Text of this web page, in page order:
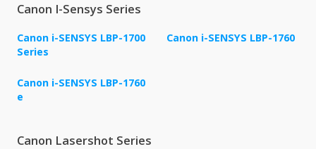
Canon I-Sensys Series
Canon i-SENSYS LBP-1700
Series
Canon i-SENSYS LBP-1760
Canon i-SENSYS LBP-1760
e
Canon Lasershot Series